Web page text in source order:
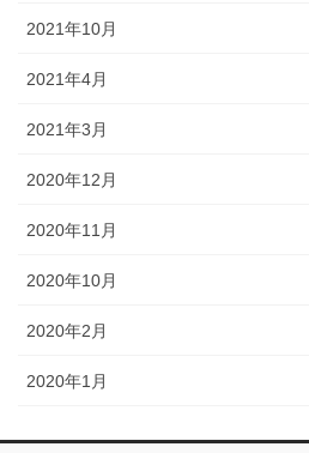
2021年10月
2021年4月
2021年3月
2020年12月
2020年11月
2020年10月
2020年2月
2020年1月